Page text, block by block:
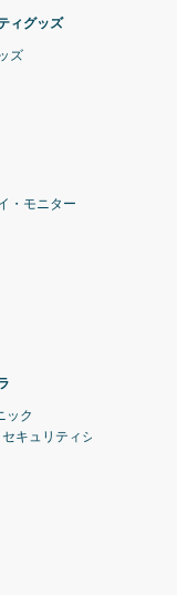
ィグッズ
ズ
・モニター
ック
キュリティシステム)